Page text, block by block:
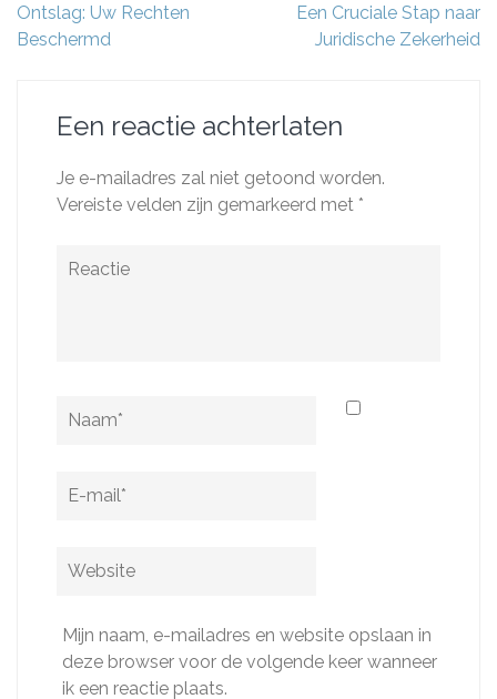
Ontslag: Uw Rechten
Beschermd
Een Cruciale Stap naar
Juridische Zekerheid
Een reactie achterlaten
Je e-mailadres zal niet getoond worden.
Vereiste velden zijn gemarkeerd met *
Mijn naam, e-mailadres en website opslaan in
deze browser voor de volgende keer wanneer
ik een reactie plaats.